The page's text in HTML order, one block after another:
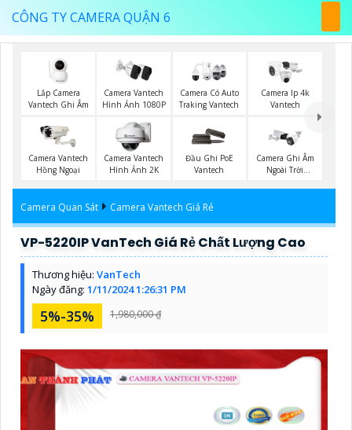
CÔNG TY CAMERA QUẬN 6
Lắp Camera
Vantech Ghi Âm
Camera Vantech
Hình Ảnh 1080P
Camera Có Auto
Traking Vantech
Camera Ip 4k
Vantech
Camera Vantech
Hồng Ngoại
Camera Vantech
Hình Ảnh 2K
Đầu Ghi PoE
Vantech
Camera Ghi Âm
Ngoài Trời
Camera Quan Sát Camera Vantech Giá Rẻ
VP-5220IP VanTech Giá Rẻ Chất Lượng Cao
Thương hiệu: VanTech
Ngày đăng: 1/11/2024 1:26:31 PM
5%-35% 1,980,000 ₫